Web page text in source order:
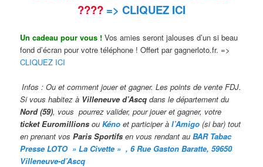
???? => CLIQUEZ ICI
Un cadeau pour vous ! Vos amies seront jalouses d’un si beau
fond d’écran pour votre téléphone ! Offert par gagnerloto.fr. =>
CLIQUEZ ICI
Infos : Ou et comment jouer et gagner. Les points de vente FDJ.
Si vous habitez à Villeneuve d’Ascq dans le département du
Nord (59), vous pourrez valider,pour jouer et gagner, votre
ticket Euromillions ouKéno et participer àl’Amigo (si bar) tout
en prenant vosParis Sportifs en vous rendant auBAR Tabac
Presse LOTO » La Civette » , 6 Rue Gaston Baratte, 59650
Villeneuve-d’Ascq